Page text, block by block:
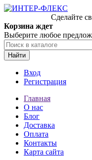
Сделайте
Корзина ждет
Выберите любое
Найти
Вход
Регистрация
Главная
О нас
Блог
Доставка
Оплата
Контакты
Карта сайта